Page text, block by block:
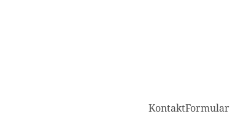
KontaktFormular